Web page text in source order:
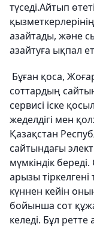
түседі.Айтып
азайтады, және
азайтуға ықпал
Бұған қоса,
соттардың
сервисі іске
жеделдігі мен
Қазақстан
сайтындағы
мүмкіндік
арызы
күннен кейін
бойынша сот
келеді. Бұл